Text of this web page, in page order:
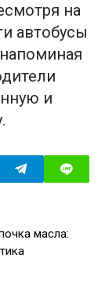
на
автобусы
и
масла: